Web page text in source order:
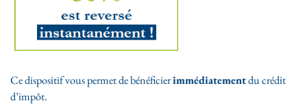
Ce dispositif vous permet de bénéficierimmédiatementdu crédit
d’impôt.